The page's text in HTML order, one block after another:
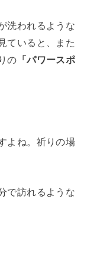
洗われるような
ていると、また
の 「パワースポ
よね。祈りの場
で訪れるような